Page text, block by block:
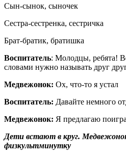
Сын-сынок, сыночек
Сестра-сестренка, сестричка
Брат-братик, братишка
Воспитатель: Молодцы, ребята!
словами нужно называть друг
Медвежонок: Ох, что-то я устал
Воспитатель: Давайте немного
Медвежонок: Я предлагаю
Дети встают в круг.
физкультминутку